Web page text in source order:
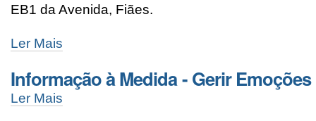
EB1 da Avenida, Fiães.
Ler Mais
Informação à Medida - Gerir Emoções
Ler Mais